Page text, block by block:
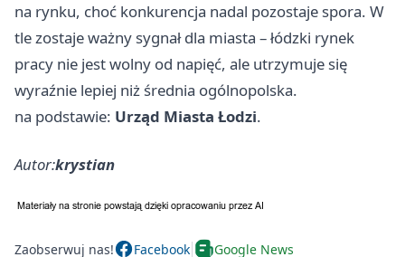
na rynku, choć konkurencja nadal pozostaje spora. W
tle zostaje ważny sygnał dla miasta – łódzki rynek
pracy nie jest wolny od napięć, ale utrzymuje się
wyraźnie lepiej niż średnia ogólnopolska.
na podstawie: Urząd Miasta Łodzi.
Autor:krystian
Zaobserwuj nas! Facebook Google News